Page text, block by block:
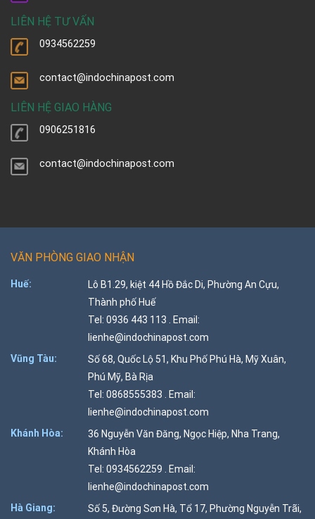
LIÊN HỆ TƯ VẤN
0934562259
contact@indochinapost.com
LIÊN HỆ GIAO HÀNG
0906251816
contact@indochinapost.com
VĂN PHÒNG GIAO NHẬN
Huế:
Lô B1.29, kiệt 44 Hồ Đắc Di, Phường An Cựu,
Thành phố Huế
Tel: 0936 443 113 . Email:
lienhe@indochinapost.com
Vũng Tàu:
Số 68, Quốc Lộ 51, Khu Phố Phú Hà, Mỹ Xuân,
Phú Mỹ, Bà Rịa
Tel: 0868555383 . Email:
lienhe@indochinapost.com
Khánh Hòa:
36 Nguyễn Văn Đăng, Ngọc Hiệp, Nha Trang,
Khánh Hòa
Tel: 0934562259 . Email:
lienhe@indochinapost.com
Hà Giang:
Số 5, Đường Sơn Hà, Tổ 17, Phường Nguyễn Trãi,